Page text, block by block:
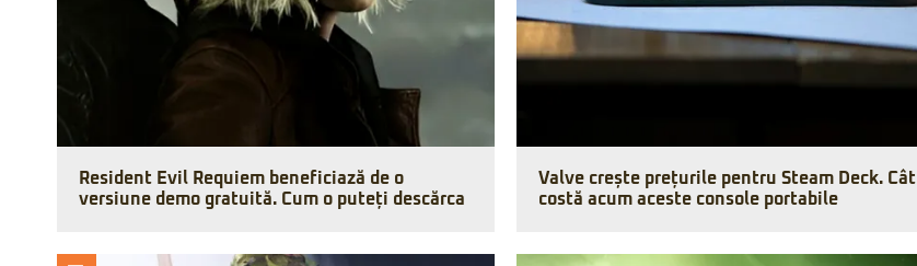
Resident Evil Requiem beneficiază de o
versiune demo gratuită. Cum o puteți descărca
Valve crește prețurile pentru Steam Deck. Cât
costă acum aceste console portabile